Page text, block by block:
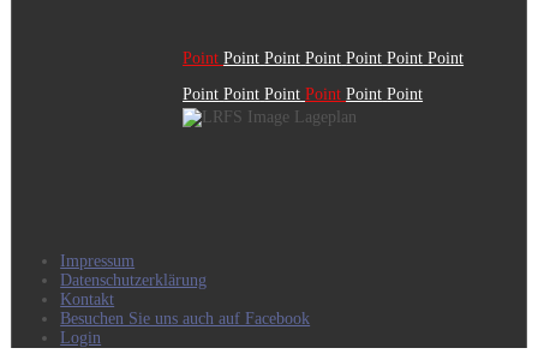
Point Point Point Point Point Point Point
Point Point Point Point Point Point
Impressum
Datenschutzerklärung
Kontakt
Besuchen Sie uns auch auf Facebook
Login